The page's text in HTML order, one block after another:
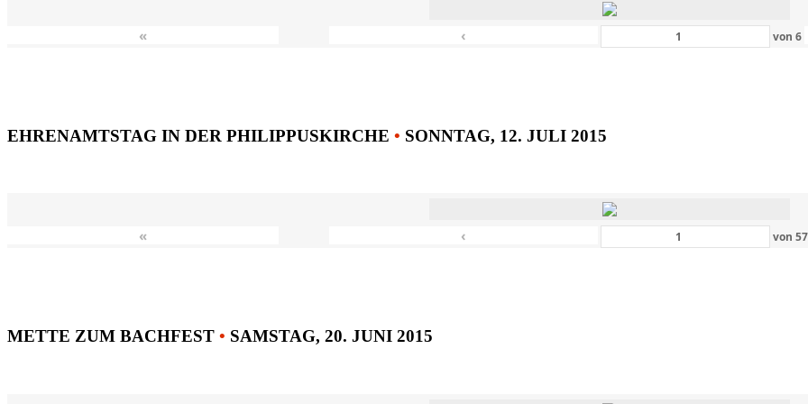
« ‹ von6
EHRENAMTSTAG IN DER PHILIPPUSKIRCHE • SONNTAG, 12. JULI 2015
« ‹ von57
METTE ZUM BACHFEST • SAMSTAG, 20. JUNI 2015